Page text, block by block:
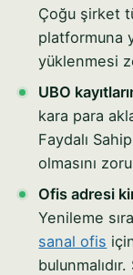
Çoğu şirket
platformuna
yüklenmesi
UBO
kara para
Faydalı
olmasını
Ofis adresi
Yenileme
sanal ofis